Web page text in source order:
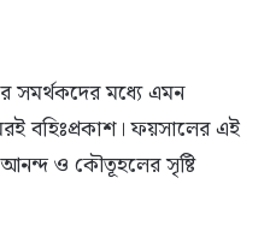
সমর্থকদের মধ্যে এমন
বহিঃপ্রকাশ। ফয়সালের এই
ও কৌতূহলের সৃষ্টি